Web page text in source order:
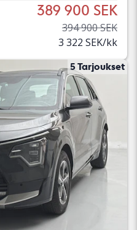
389 900 SEK
394 900 SEK
3 322 SEK/kk
5 Tarjoukset